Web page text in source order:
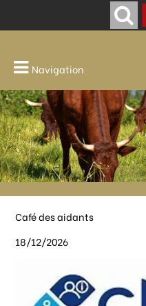
Navigation
Café des aidants
18/12/2026